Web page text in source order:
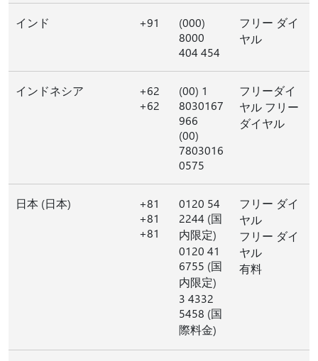
インド +91
(000)
8000
404 454
フリー ダイ
ヤル
インドネシア
+62
+62
(00) 1
8030167
966
(00)
7803016
0575
フリーダイ
ヤル フリー
ダイヤル
日本 (日本)
+81
+81
+81
0120 54
2244 (国
内限定)
0120 41
6755 (国
内限定)
3 4332
5458 (国
際料金)
フリー ダイ
ヤル
フリー ダイ
ヤル
有料